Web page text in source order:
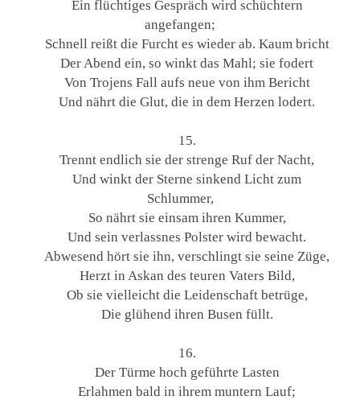
Ein flüchtiges Gespräch wird schüchtern
angefangen;
Schnell reißt die Furcht es wieder ab. Kaum bricht
Der Abend ein, so winkt das Mahl; sie fodert
Von Trojens Fall aufs neue von ihm Bericht
Und nährt die Glut, die in dem Herzen lodert.
15.
Trennt endlich sie der strenge Ruf der Nacht,
Und winkt der Sterne sinkend Licht zum
Schlummer,
So nährt sie einsam ihren Kummer,
Und sein verlassnes Polster wird bewacht.
Abwesend hört sie ihn, verschlingt sie seine Züge,
Herzt in Askan des teuren Vaters Bild,
Ob sie vielleicht die Leidenschaft betrüge,
Die glühend ihren Busen füllt.
16.
Der Türme hoch geführte Lasten
Erlahmen bald in ihrem muntern Lauf;